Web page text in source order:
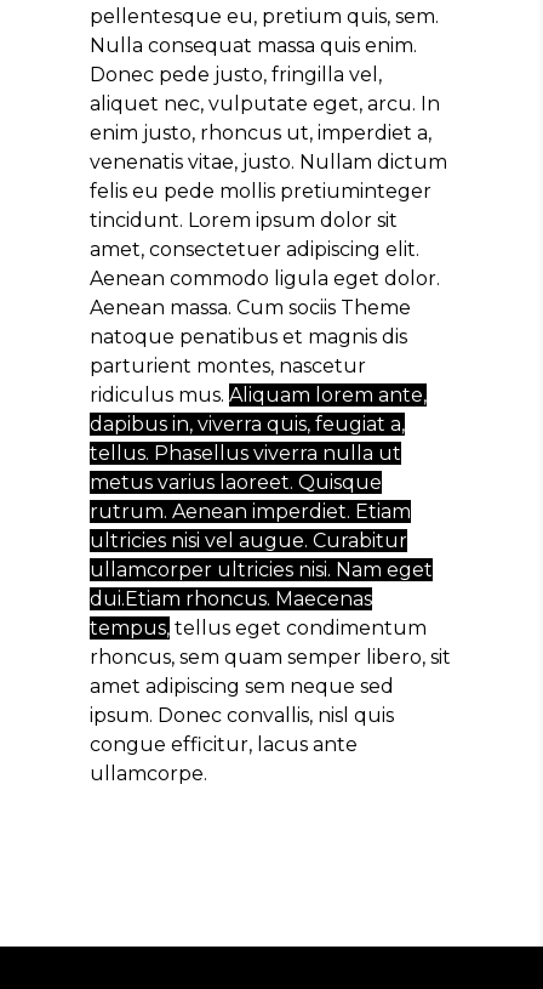
pellentesque eu, pretium quis, sem.
Nulla consequat massa quis enim.
Donec pede justo, fringilla vel,
aliquet nec, vulputate eget, arcu. In
enim justo, rhoncus ut, imperdiet a,
venenatis vitae, justo. Nullam dictum
felis eu pede mollis pretiuminteger
tincidunt. Lorem ipsum dolor sit
amet, consectetuer adipiscing elit.
Aenean commodo ligula eget dolor.
Aenean massa. Cum sociis Theme
natoque penatibus et magnis dis
parturient montes, nascetur
ridiculus mus. Aliquam lorem ante,
dapibus in, viverra quis, feugiat a,
tellus. Phasellus viverra nulla ut
metus varius laoreet. Quisque
rutrum. Aenean imperdiet. Etiam
ultricies nisi vel augue. Curabitur
ullamcorper ultricies nisi. Nam eget
dui.Etiam rhoncus. Maecenas
tempus, tellus eget condimentum
rhoncus, sem quam semper libero, sit
amet adipiscing sem neque sed
ipsum. Donec convallis, nisl quis
congue efficitur, lacus ante
ullamcorpe.